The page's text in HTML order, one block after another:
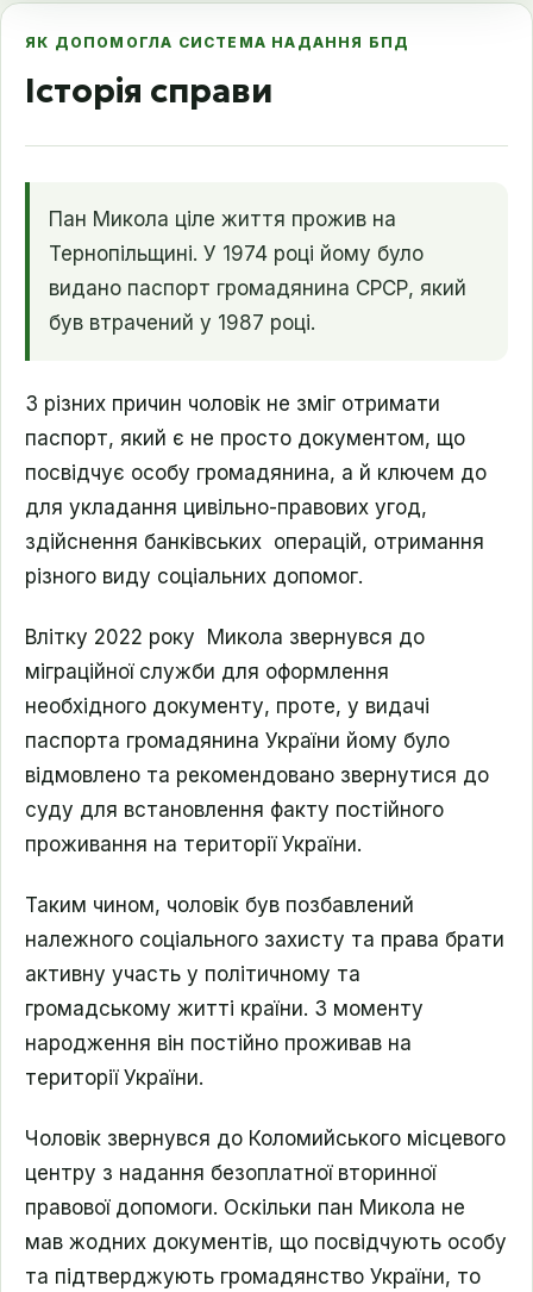
ЯК ДОПОМОГЛА СИСТЕМА НАДАННЯ БПД
Історія справи
Пан Микола ціле життя прожив на
Тернопільщині. У 1974 році йому було
видано паспорт громадянина СРСР, який
був втрачений у 1987 році.
З різних причин чоловік не зміг отримати
паспорт, який є не просто документом, що
посвідчує особу громадянина, а й ключем до
для укладання цивільно-правових угод,
здійснення банківських операцій, отримання
різного виду соціальних допомог.
Влітку 2022 року Микола звернувся до
міграційної служби для оформлення
необхідного документу, проте, у видачі
паспорта громадянина України йому було
відмовлено та рекомендовано звернутися до
суду для встановлення факту постійного
проживання на території України.
Таким чином, чоловік був позбавлений
належного соціального захисту та права брати
активну участь у політичному та
громадському житті країни. З моменту
народження він постійно проживав на
території України.
Чоловік звернувся до Коломийського місцевого
центру з надання безоплатної вторинної
правової допомоги. Оскільки пан Микола не
мав жодних документів, що посвідчують особу
та підтверджують громадянство України, то